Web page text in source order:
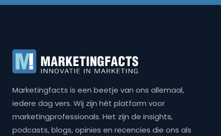
Marketingfacts is een beetje van ons allemaal,
iedere dag vers. Wij zijn hét platform voor
marketingprofessionals. Het zijn de insights,
podcasts, blogs, opinies en recencies die ons als